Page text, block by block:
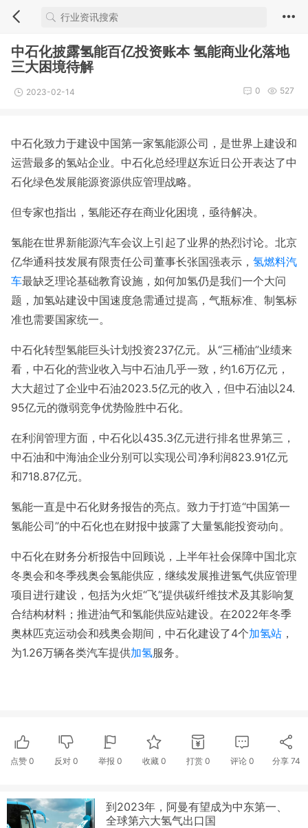
中石化披露氢能百亿投资账本 氢能商业化落地
三大困境待解
2023-02-14 527
0
中石化致力于建设中国第一家氢能源公司，是世界上建设和
运营最多的氢站企业。中石化总经理赵东近日公开表达了中
石化绿色发展能源资源供应管理战略。
但专家也指出，氢能还存在商业化困境，亟待解决。
氢能在世界新能源汽车会议上引起了业界的热烈讨论。北京
亿华通科技发展有限责任公司董事长张国强表示， 氢燃料汽
车最缺乏理论基础教育设施，如何加氢仍是我们一个大问
题，加氢站建设中国速度急需通过提高，气瓶标准、制氢标
准也需要国家统一。
中石化转型氢能巨头计划投资237亿元。从“三桶油”业绩来
看，中石化的营业收入与中石油几乎一致，约1.6万亿元，
大大超过了企业中石油2023.5亿元的收入，但中石油以24.
95亿元的微弱竞争优势险胜中石化。
在利润管理方面，中石化以435.3亿元进行排名世界第三，
中石油和中海油企业分别可以实现公司净利润823.91亿元
和718.87亿元。
氢能一直是中石化财务报告的亮点。致力于打造“中国第一
氢能公司”的中石化也在财报中披露了大量氢能投资动向。
中石化在财务分析报告中回顾说，上半年社会保障中国北京
冬奥会和冬季残奥会氢能供应，继续发展推进氢气供应管理
项目进行建设，包括为火炬“飞”提供碳纤维技术及其影响复
合结构材料；推进油气和氢能供应站建设。在2022年冬季
奥林匹克运动会和残奥会期间，中石化建设了4个加氢站 ，
为1.26万辆各类汽车提供加氢服务。
点赞 0 反对 0 举报 0 收藏 0 打赏 0 评论 0 分享 74
到2023年，阿曼有望成为中东第一、
全球第六大氢气出口国